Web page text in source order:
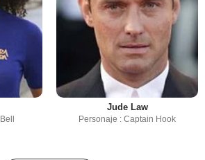
Jude Law
Personaje : Captain Hook